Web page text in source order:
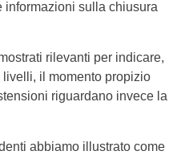
informazioni sulla chiusura
rilevanti per indicare,
il momento propizio
riguardano invece la
abbiamo illustrato come